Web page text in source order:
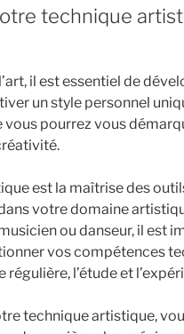
technique
il est essentiel de
un style personnel
vous pourrez vous
est la maîtrise des
votre domaine
ou danseur, il est
vos compétences
régulière, l’étude et
technique artistique,